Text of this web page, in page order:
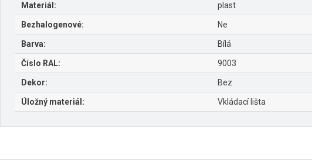
Materiál: plast
Bezhalogenové: Ne
Barva: Bílá
Číslo RAL: 9003
Dekor: Bez
Úložný materiál: Vkládací lišta